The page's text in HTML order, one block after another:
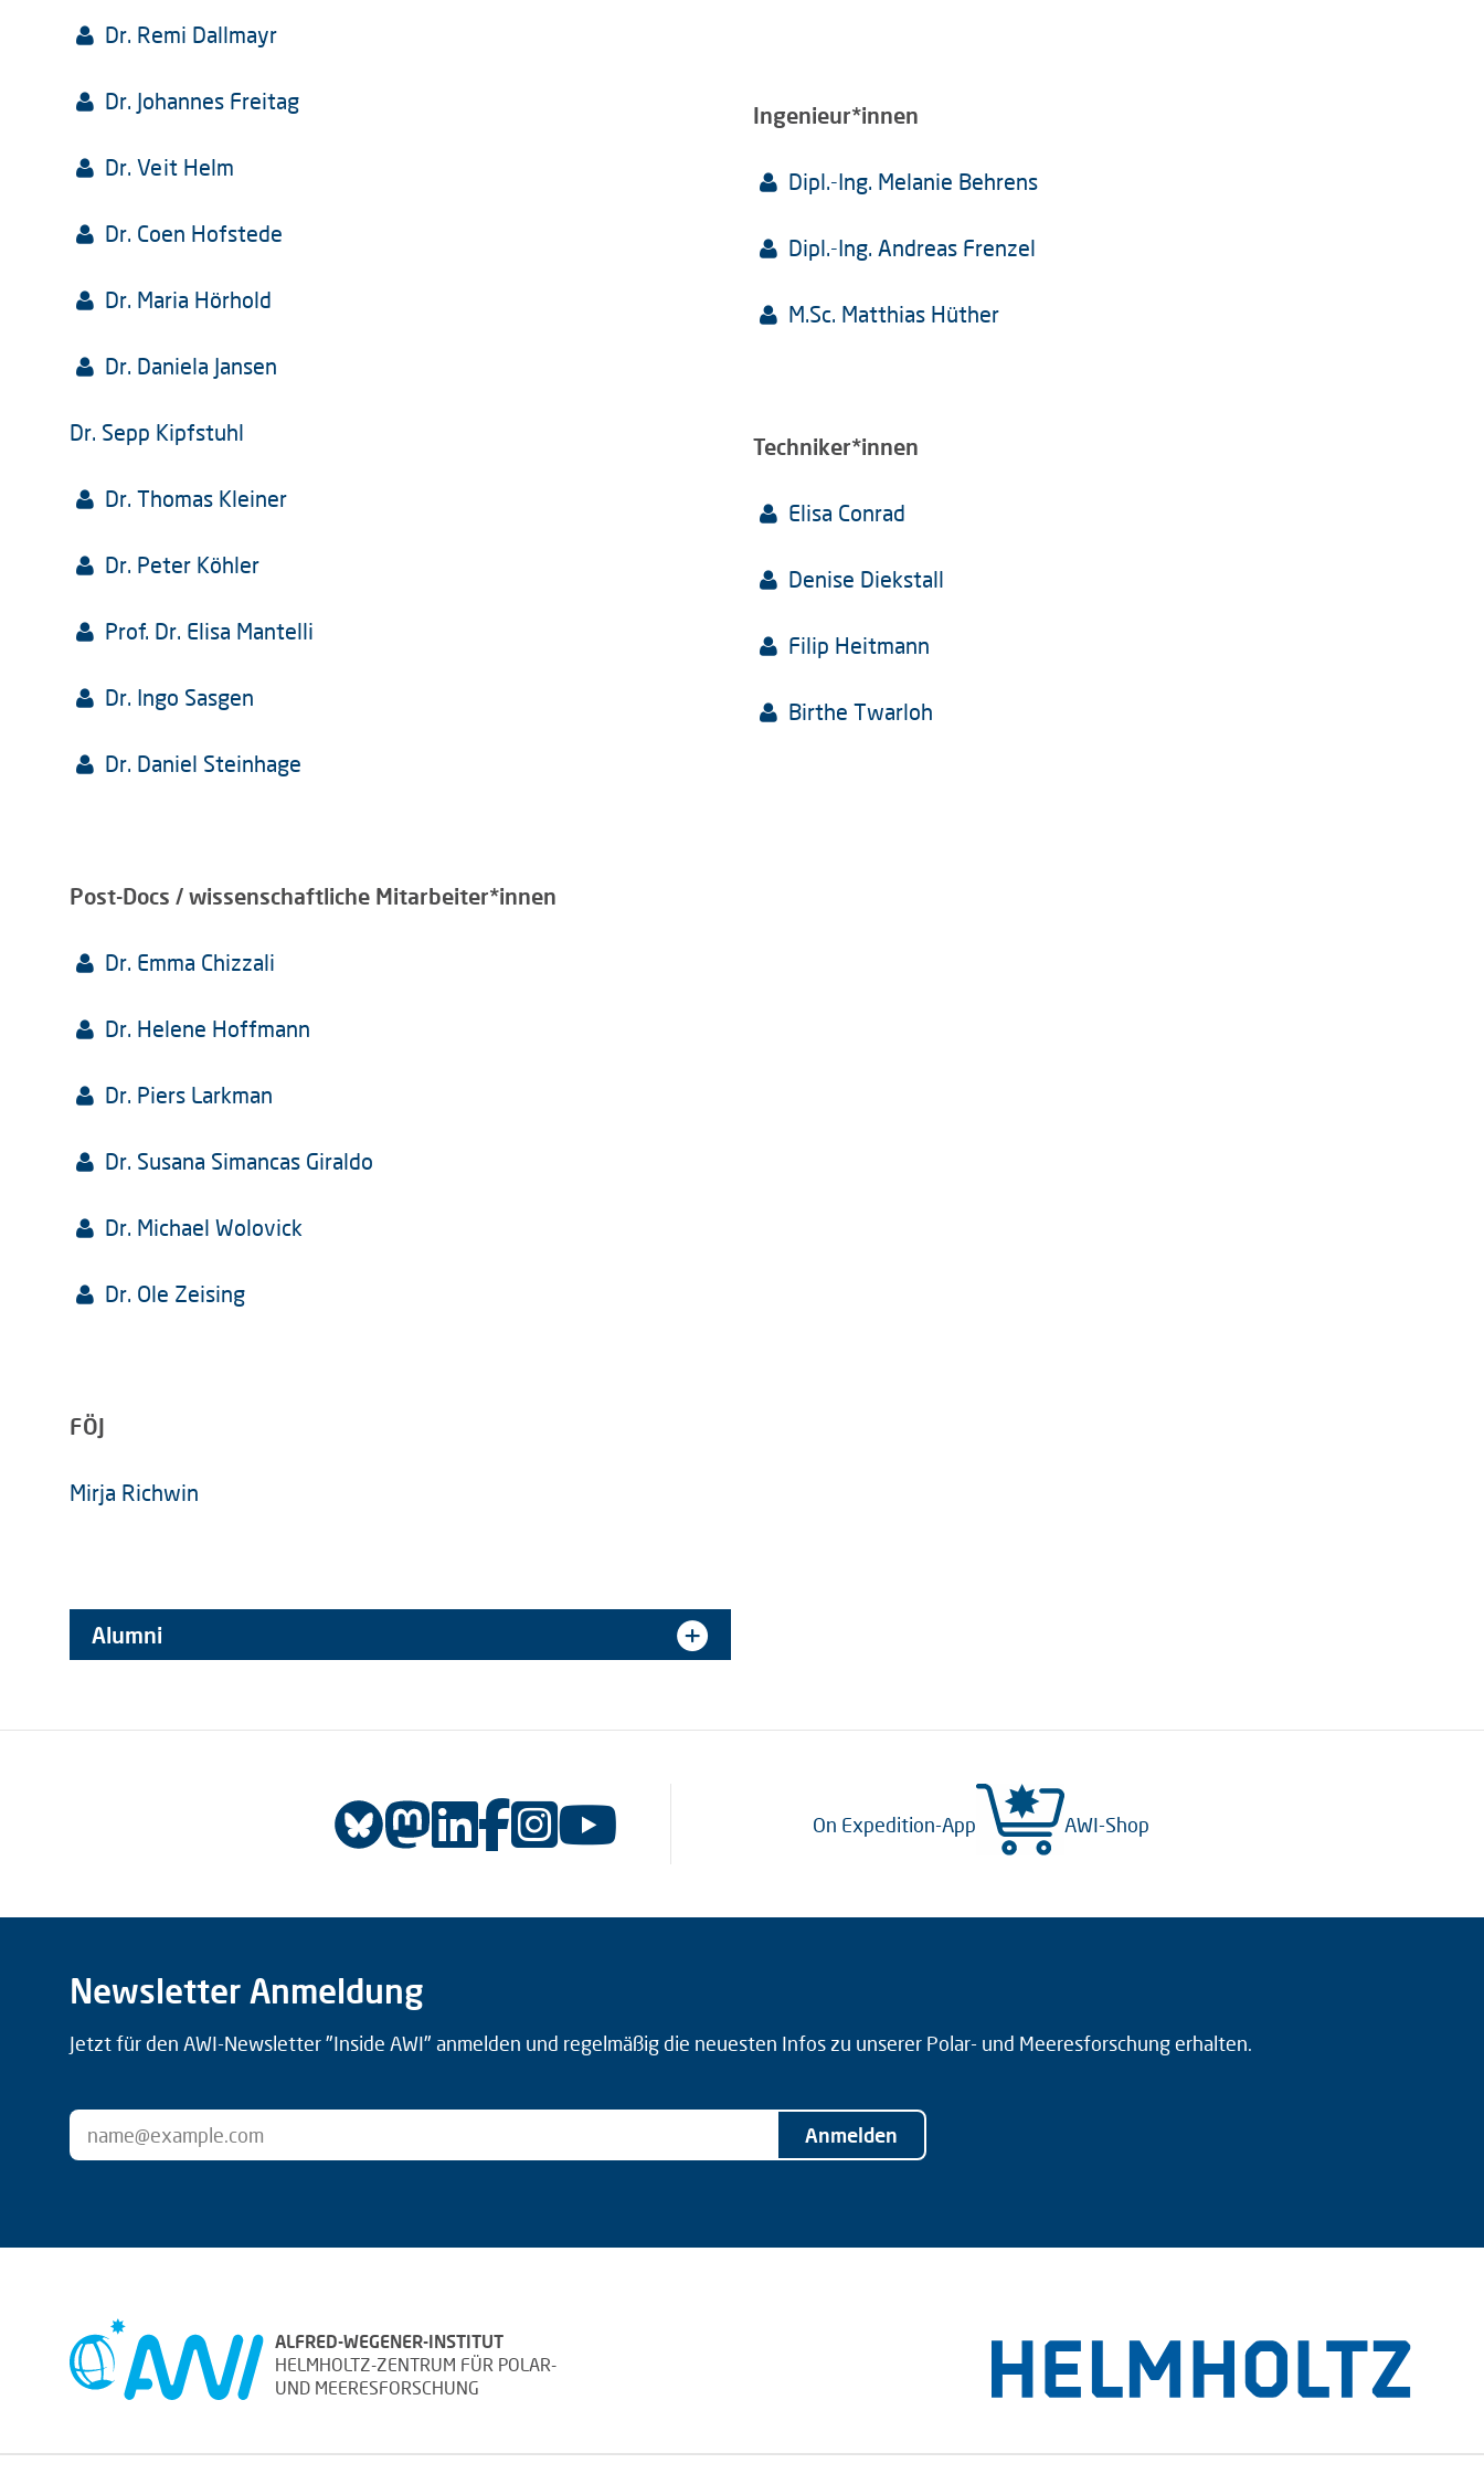
Dr. Remi Dallmayr
Dr. Johannes Freitag
Dr. Veit Helm
Dr. Coen Hofstede
Dr. Maria Hörhold
Dr. Daniela Jansen
Dr. Sepp Kipfstuhl
Dr. Thomas Kleiner
Dr. Peter Köhler
Prof. Dr. Elisa Mantelli
Dr. Ingo Sasgen
Dr. Daniel Steinhage
Post-Docs / wissenschaftliche Mitarbeiter*innen
Dr. Emma Chizzali
Dr. Helene Hoffmann
Dr. Piers Larkman
Dr. Susana Simancas Giraldo
Dr. Michael Wolovick
Dr. Ole Zeising
FÖJ
Mirja Richwin
Alumni
Ingenieur*innen
Dipl.-Ing. Melanie Behrens
Dipl.-Ing. Andreas Frenzel
M.Sc. Matthias Hüther
Techniker*innen
Elisa Conrad
Denise Diekstall
Filip Heitmann
Birthe Twarloh
On Expedition-App AWI-Shop
Newsletter Anmeldung
Jetzt für den AWI-Newsletter "Inside AWI" anmelden und regelmäßig die neuesten Infos zu unserer Polar- und Meeresforschung erhalten.
Anmelden
ALFRED-WEGENER-INSTITUT
HELMHOLTZ-ZENTRUM FÜR POLAR-
UND MEERESFORSCHUNG